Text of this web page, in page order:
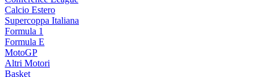
Calcio Estero
Supercoppa Italiana
Formula 1
Formula E
MotoGP
Altri Motori
Basket